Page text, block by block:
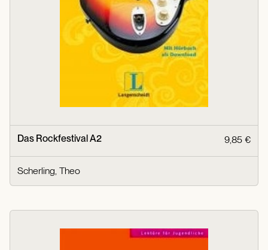
Das Rockfestival A2 9,85 €
Scherling, Theo